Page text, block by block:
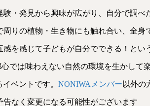
・発見から興味が広がり、自分で調べ
りの植物・生き物にも触れ合い、全身
を感じて子どもが自分でできる！とい
では味わえない自然の環境を生かして
ベントです。 NONIWAメンバー 以外の
なく変更になる可能性がございます